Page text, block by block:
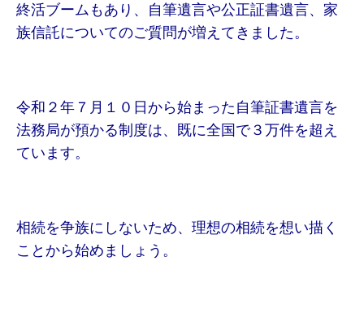
終活ブームもあり、自筆遺言や公正証書遺言、家
族信託についてのご質問が増えてきました。
令和２年７月１０日から始まった自筆証書遺言を
法務局が預かる制度は、既に全国で３万件を超え
ています。
相続を争族にしないため、理想の相続を想い描く
ことから始めましょう。